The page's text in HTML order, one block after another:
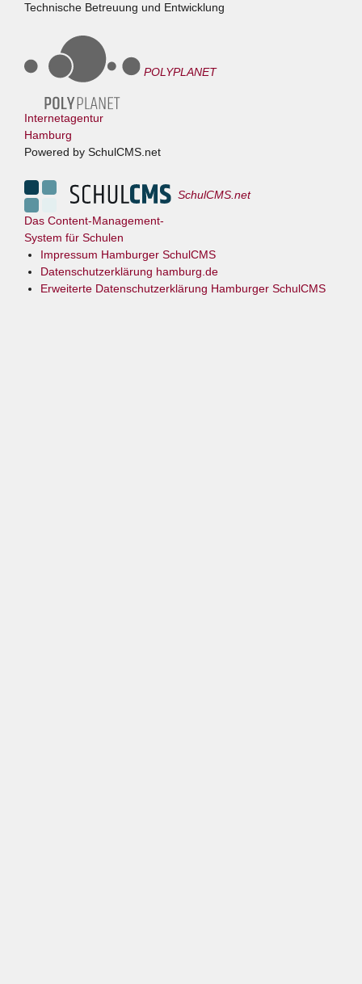
Technische Betreuung und Entwicklung
POLYPLANET
Internetagentur
Hamburg
Powered by SchulCMS.net
SchulCMS.net
Das Content-Management-
System für Schulen
Impressum Hamburger SchulCMS
Datenschutzerklärung hamburg.de
Erweiterte Datenschutzerklärung Hamburger SchulCMS